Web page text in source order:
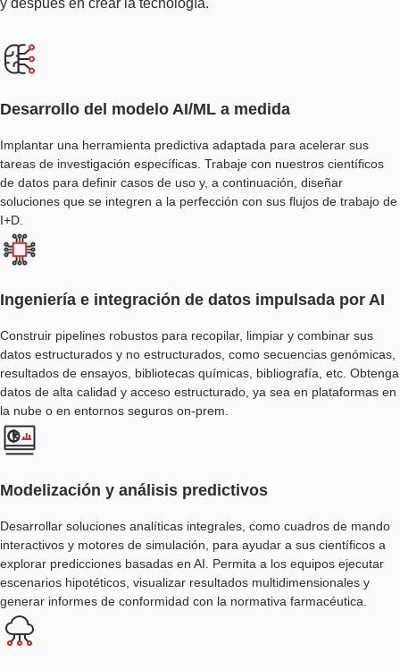
Desarrollo del modelo AI/ML a medida
Implantar una herramienta predictiva adaptada para acelerar sus
tareas de investigación específicas. Trabaje con nuestros científicos
de datos para definir casos de uso y, a continuación, diseñar
soluciones que se integren a la perfección con sus flujos de trabajo de
I+D.
Ingeniería e integración de datos impulsada por AI
Construir pipelines robustos para recopilar, limpiar y combinar sus
datos estructurados y no estructurados, como secuencias genómicas,
resultados de ensayos, bibliotecas químicas, bibliografía, etc. Obtenga
datos de alta calidad y acceso estructurado, ya sea en plataformas en
la nube o en entornos seguros on-prem.
Modelización y análisis predictivos
Desarrollar soluciones analíticas integrales, como cuadros de mando
interactivos y motores de simulación, para ayudar a sus científicos a
explorar predicciones basadas en AI. Permita a los equipos ejecutar
escenarios hipotéticos, visualizar resultados multidimensionales y
generar informes de conformidad con la normativa farmacéutica.